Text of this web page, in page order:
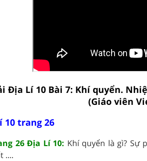
Địa Lí 10 Bài 7: Khí quyển.
(Giáo viên
10 trang 26
26 Địa Lí 10: Khí quyển là gì? Sự
....